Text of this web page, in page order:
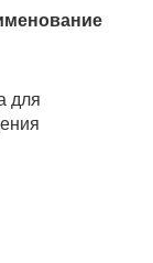
для